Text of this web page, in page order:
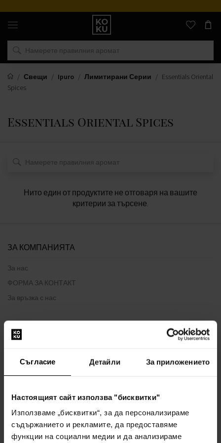
Съгласие Детайли За приложението
Настоящият сайт използва "бисквитки"
Използваме „бисквитки“, за да персонализираме
съдържанието и рекламите, да предоставяме
функции на социални медии и да анализираме
Оригинални
парфюми
часовници
на
място
Свещи
Ipuro Лимитирани Серии
Essentials Oriental
Spices
Essentials Oriental Spices
Нито един от продуктите не отговаря на вашите
критерии за търсене.
ЗА КОМПАНИЯТА
За нас
ФОРМА ЗА КОНТАКТ
За връзка с нас
ВСИЧКО ЗА ПАЗАРУВАНЕТО
Общи правила и условия
Политика за поверителност
ФОРМУЛЯР ЗА ОПЛАКВАНЕ
Кога ще получа поръчаните стоки?
Защо парфюми и часовници от нас?